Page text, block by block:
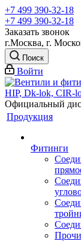
+7 499 390-32-18
+7 499 390-32-18
Заказать звонок
г.Москва, г.
Поиск
Войти
Официальный
Продукция
Фитинги